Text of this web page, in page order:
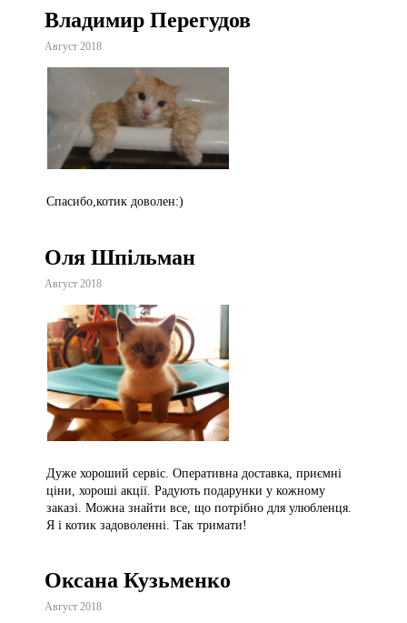
Владимир Перегудов
Август 2018
Спасибо,котик доволен:)
Оля Шпільман
Август 2018
Дуже хороший сервіс. Оперативна доставка, приємні
ціни, хороші акції. Радують подарунки у кожному
заказі. Можна знайти все, що потрібно для улюбленця.
Я і котик задоволенні. Так тримати!
Оксана Кузьменко
Август 2018